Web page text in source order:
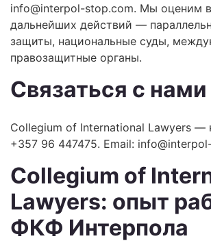
info@interpol-stop.com. Мы оценим
дальнейших действий —
защиты, национальные суды,
правозащитные органы.
Связаться с нами
Collegium of International Lawyers —
+357 96 447475. Email:
Collegium of
Lawyers: опыт
ФКФ Интерпола